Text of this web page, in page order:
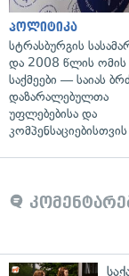
პოლიტიკა
სტრასბურგის
და 2008 წლის ომის
საქმეები — საიას
დაზარალებულთა
უფლებებისა და
კომპენსაციებისთვის